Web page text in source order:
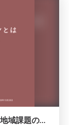
データビジュアライゼーションとは〜地域課題のみえる化への適用可能性〜